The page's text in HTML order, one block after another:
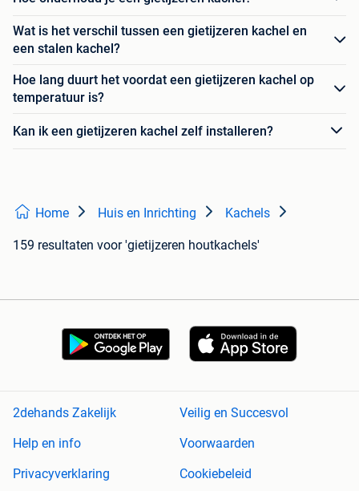
Wat is het verschil tussen een gietijzeren kachel en
een stalen kachel?
Hoe lang duurt het voordat een gietijzeren kachel op
temperatuur is?
Kan ik een gietijzeren kachel zelf installeren?
Home Huis en Inrichting Kachels
159 resultaten voor 'gietijzeren houtkachels'
2dehands Zakelijk
Veilig en Succesvol
Help en info
Voorwaarden
Privacyverklaring
Cookiebeleid